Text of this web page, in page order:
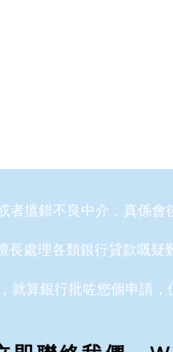
者搵錯不良中介，真係
長處理各類銀行貸款嘅疑
就算銀行批咗您個申請